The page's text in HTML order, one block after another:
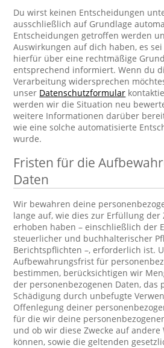
Du wirst keinen Entscheidungen
ausschließlich auf Grundlage
Entscheidungen getroffen werden
Auswirkungen auf dich haben, es
hierfür über eine rechtmäßige
entsprechend informiert. Wenn du
Verarbeitung widersprechen
unser Datenschutzformular
werden wir die Situation neu
weitere Informationen darüber
wie eine solche automatisierte
wurde.
Fristen für die
Daten
Wir bewahren deine
lange auf, wie dies zur Erfüllung der
erhoben haben – einschließlich der
steuerlicher und buchhalterischer
Berichtspflichten –, erforderlich ist.
Aufbewahrungsfrist für
bestimmen, berücksichtigen wir
der personenbezogenen Daten, das
Schädigung durch unbefugte
Offenlegung deiner
für die wir deine
und ob wir diese Zwecke auf andere
können, sowie die geltenden